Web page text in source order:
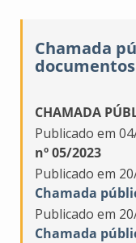
Chamada
documentos
CHAMADA
Publicado em
nº 05/2023
Publicado em
Chamada
Publicado em
Chamada